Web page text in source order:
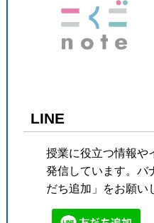
LINE
授業に役立つ情報や
発信しています。バ
だち追加」をお願い